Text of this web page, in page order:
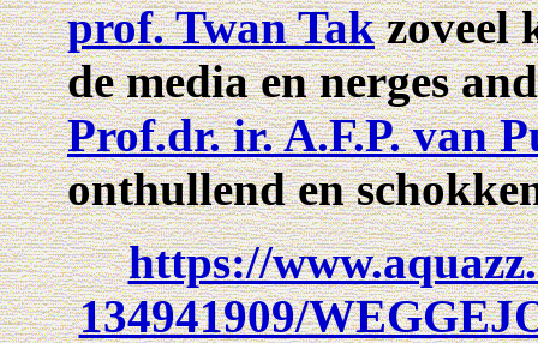
prof. Twan Takzoveel
de media en nerges
Prof.dr. ir. A.F.P. van
onthullend en
https://
134941909/